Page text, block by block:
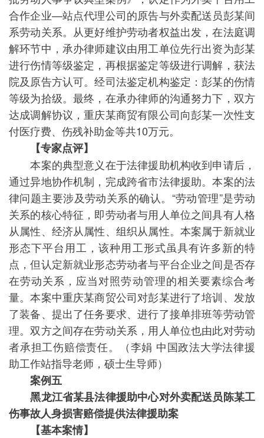
合作企业—站点代理公司的原告与外卖配送员彭某间
系劳动关系。从更好维护劳动者权益出发，在法庭调
解环节中，承办律师建议由用工单位先行出资为彭某
进行伤情等级鉴定，再根据鉴定等级进行调解，获法
院及原告方认可。经司法鉴定机构鉴定：彭某的伤情
等级为拾级。最终，在承办律师的沟通努力下，双方
达成调解协议，重庆某商贸有限公司向彭某一次性支
付医疗费、伤残补助金等共10万元。
【专家点评】
本案的典型意义在于法律援助机构收到申请后，
通过异地协作机制，完成跨省市法律援助。本案的法
律问题主要涉及劳动关系的确认。“劳动管理”是劳动
关系的核心特征，即劳动者与用人单位之间具有人格
从属性、经济从属性、组织从属性。本案属于新就业
形态下平台用工，该种用工形式虽具有许多新的特
点，但认定新就业形态劳动者与平台企业之间是否存
在劳动关系，应当对照劳动管理的相关要素综合考
量。本案中重庆某商贸公司对彭某进行了培训、发放
了装备、提出了任务要求、进行了接单排班等劳动管
理。双方之间存在劳动关系，用人单位也由此对劳动
者承担工伤赔偿责任。（李娟 中国政法大学法律援
助工作站指导老师，硕士生导师）
案例五
黑龙江省某县法律援助中心对外卖配送员陈某工
伤事故人身损害赔偿提供法律援助案
【基本案情】